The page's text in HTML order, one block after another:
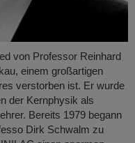
von Professor Reinhard
einem großartigen
verstorben ist. Er wurde
der Kernphysik als
Bereits 1979 begann
Dirk Schwalm zu